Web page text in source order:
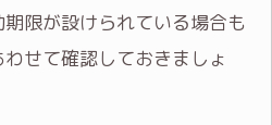
限が設けられている場合も
せて確認しておきましょ